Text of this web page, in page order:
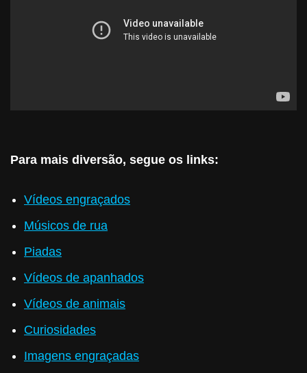
Para mais diversão, segue os links:
Vídeos engraçados
Músicos de rua
Piadas
Vídeos de apanhados
Vídeos de animais
Curiosidades
Imagens engraçadas